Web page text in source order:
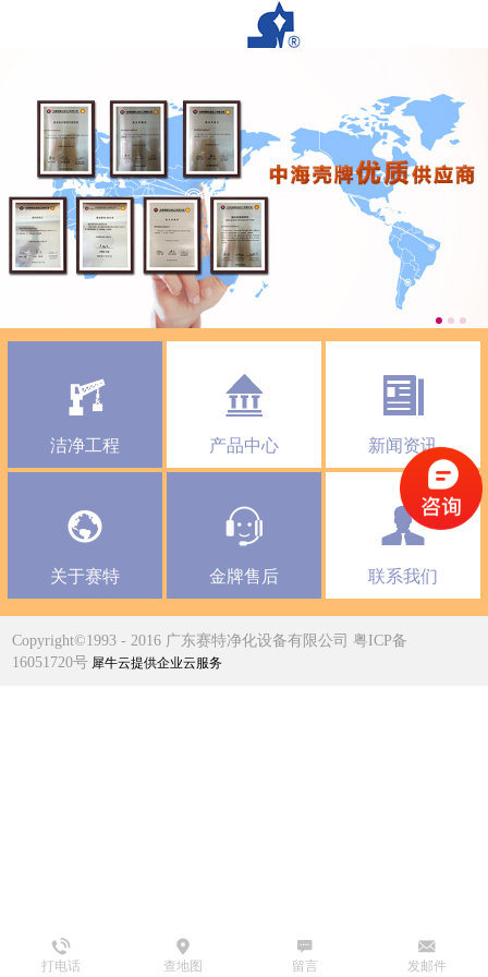
洁净工程 产品中心 新闻资讯
关于赛特 金牌售后 联系我们
Copyright©1993 - 2016 广东赛特净化设备有限公司 粤ICP备
16051720号 犀牛云提供企业云服务
打电话 查地图 发邮件
留言